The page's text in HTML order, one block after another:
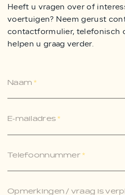
Heeft u vragen over of
voertuigen? Neem gerust
contactformulier, telefonisch
helpen u graag verder.
Naam*
E-mailadres*
Telefoonnummer*
Opmerkingen / vraag is